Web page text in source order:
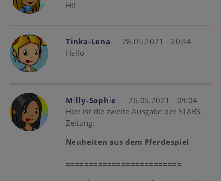
Hi!
Tinka-Lena
28.05.2021 - 20:34
Hallo
Milly-Sophie
26.05.2021 - 09:04
Hier ist die zweite Ausgabe der STARS-
Zeitung:
Neuheiten aus dem Pferdespiel
=========================